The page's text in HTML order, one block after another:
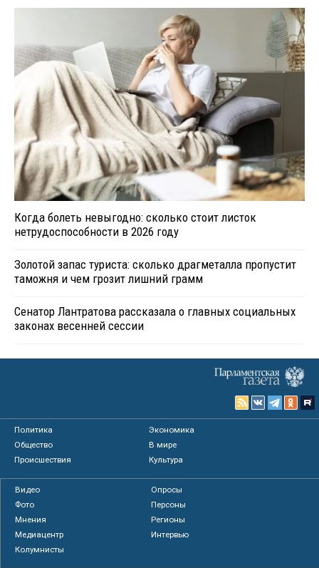
Когда болеть невыгодно: сколько стоит листок
нетрудоспособности в 2026 году
Золотой запас туриста: сколько драгметалла пропустит
таможня и чем грозит лишний грамм
Сенатор Лантратова рассказала о главных социальных
законах весенней сессии
Политика
Экономика
Общество
В мире
Происшествия
Культура
Видео
Опросы
Фото
Персоны
Мнения
Регионы
Медиацентр
Интервью
Колумнисты